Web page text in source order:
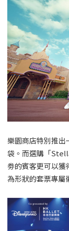
樂園商店特別推出
袋。而選購「
劵的賓客更可以
為形狀的套票專屬